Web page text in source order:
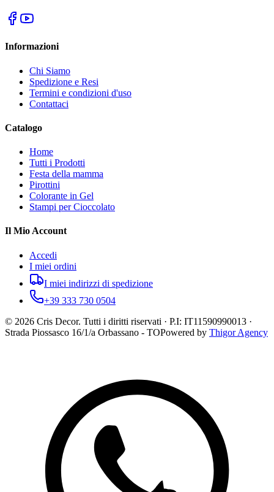
Informazioni
Chi Siamo
Spedizione e Resi
Termini e condizioni d'uso
Contattaci
Catalogo
Home
Tutti i Prodotti
Festa della mamma
Pirottini
Colorante in Gel
Stampi per Cioccolato
Il Mio Account
Accedi
I miei ordini
I miei indirizzi di spedizione
+39 333 730 0504
© 2026 Cris Decor. Tutti i diritti riservati · P.I: IT11590990013 ·
Strada Piossasco 16/1/a Orbassano - TOPowered by Thigor Agency